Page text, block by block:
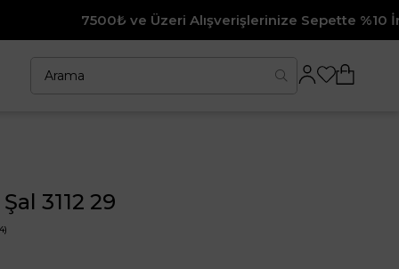
Alışverişlerinize Sepette %10 İndirim
3112 29